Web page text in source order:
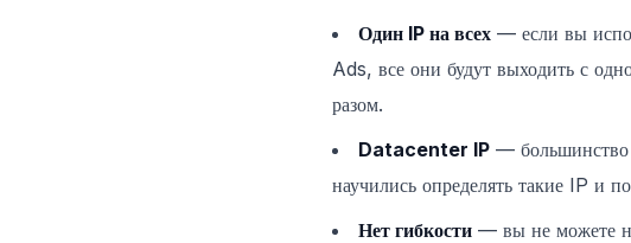
Один IP на всех — если вы
Ads, все они будут выходить с
разом.
Datacenter IP —
научились определять такие IP и
Нет гибкости — вы не можете